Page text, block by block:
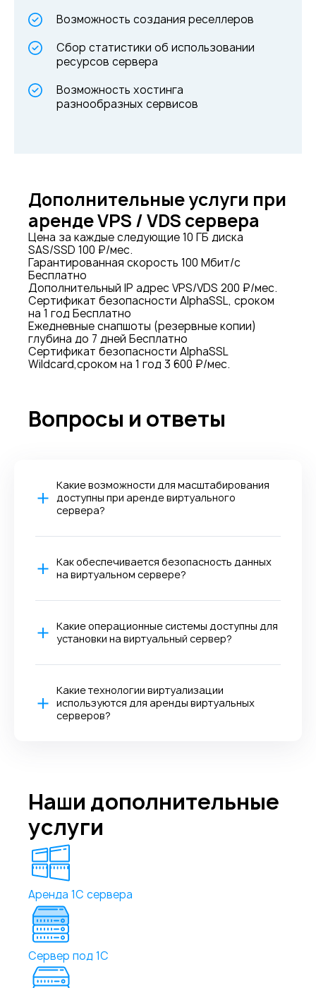
Возможность создания реселлеров
Сбор статистики об использовании
ресурсов сервера
Возможность хостинга
разнообразных сервисов
Дополнительные услуги при
аренде VPS / VDS сервера
Цена за каждые следующие 10 ГБ диска
SAS/SSD 100 ₽/мес.
Гарантированная скорость 100 Мбит/c
Бесплатно
Дополнительный IP адрес VPS/VDS 200 ₽/мес.
Сертификат безопасности AlphaSSL, сроком
на 1 год Бесплатно
Ежедневные снапшоты (резервные копии)
глубина до 7 дней Бесплатно
Сертификат безопасности AlphaSSL
Wildcard,сроком на 1 год 3 600 ₽/мес.
Вопросы и ответы
Какие возможности для масштабирования
доступны при аренде виртуального
сервера?
Как обеспечивается безопасность данных
на виртуальном сервере?
Какие операционные системы доступны для
установки на виртуальный сервер?
Какие технологии виртуализации
используются для аренды виртуальных
серверов?
Наши дополнительные
услуги
Аренда 1С сервера
Сервер под 1С